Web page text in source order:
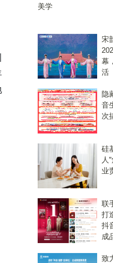
宋
幕
活
隐
音
次
硅
人
业
联
打
抖
成
致